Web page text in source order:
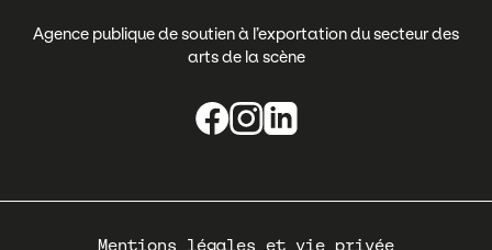
Agence publique de soutien à l’exportation du secteur des
arts de la scène
Pied
Mentions légales et vie privée